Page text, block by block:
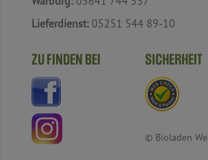
Lieferdienst: 05251 544 89-10
ZU FINDEN BEI SICHERHEIT
© Bioladen